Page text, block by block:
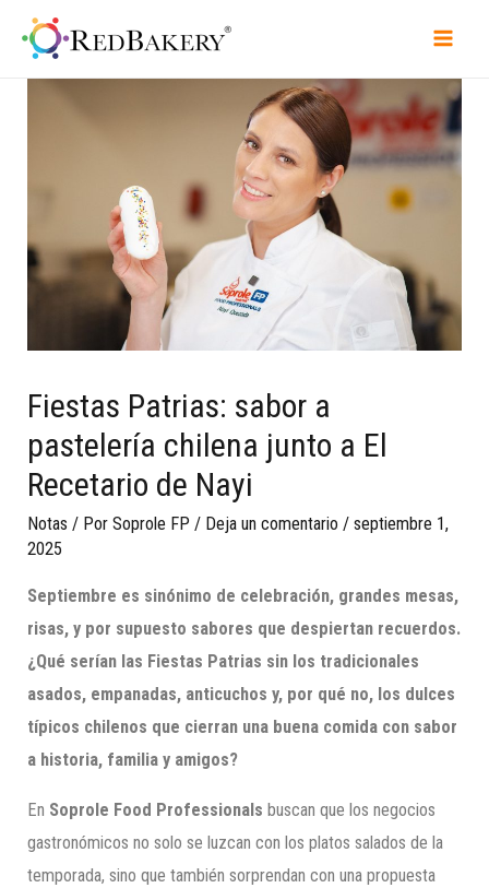
Fiestas Patrias: sabor a
pastelería chilena junto a El
Recetario de Nayi
Notas / PorSoprole FP / Deja un comentario /septiembre 1,
2025
Septiembre es sinónimo de celebración, grandes mesas,
risas, y por supuesto sabores que despiertan recuerdos.
¿Qué serían las Fiestas Patrias sin los tradicionales
asados, empanadas, anticuchos y, por qué no, los dulces
típicos chilenos que cierran una buena comida con sabor
a historia, familia y amigos?
En Soprole Food Professionals buscan que los negocios
gastronómicos no solo se luzcan con los platos salados de la
temporada, sino que también sorprendan con una propuesta